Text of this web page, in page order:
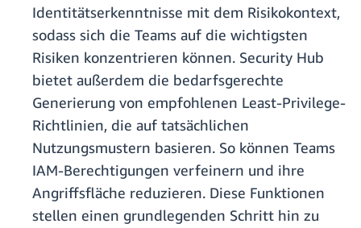
Identitätserkenntnisse mit dem Risikokontext,
sodass sich die Teams auf die wichtigsten
Risiken konzentrieren können. Security Hub
bietet außerdem die bedarfsgerechte
Generierung von empfohlenen Least-Privilege-
Richtlinien, die auf tatsächlichen
Nutzungsmustern basieren. So können Teams
IAM-Berechtigungen verfeinern und ihre
Angriffsfläche reduzieren. Diese Funktionen
stellen einen grundlegenden Schritt hin zu